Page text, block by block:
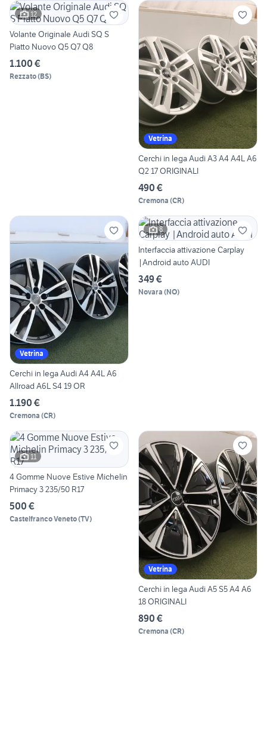
12
Volante Originale Audi SQ S
Piatto Nuovo Q5 Q7 Q8
1.100 €
Rezzato(BS)
Vetrina
Cerchi in lega Audi A3 A4 A4L A6
Q2 17 ORIGINALI
490 €
Cremona (CR)
Vetrina
Cerchi in lega Audi A4 A4L A6
Allroad A6L S4 19 OR
1.190 €
Cremona (CR)
8
Interfaccia attivazione Carplay
|Android auto AUDI
349 €
Novara (NO)
11
4 Gomme Nuove Estive Michelin
Primacy 3 235/50 R17
500 €
Castelfranco Veneto(TV)
Vetrina
Cerchi in lega Audi A5 S5 A4 A6
18 ORIGINALI
890 €
Cremona (CR)